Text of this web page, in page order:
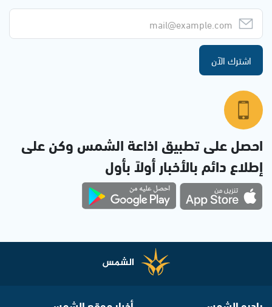
اشترك الآن
احصل على تطبيق اذاعة الشمس وكن على
إطلاع دائم بالأخبار أولاً بأول